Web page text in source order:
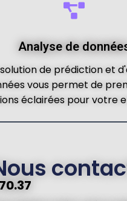
Analyse de
de prédiction et
vous permet de
éclairées pour votre